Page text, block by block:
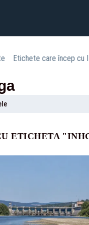
Etichete care încep cu I
ETICHETA